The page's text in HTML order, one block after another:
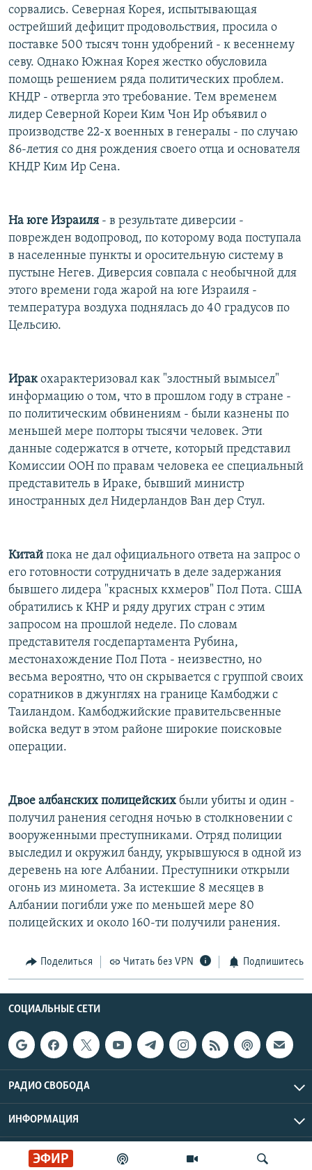
ЭФИР
сорвались. Северная Корея, испытывающая
острейший дефицит продовольствия, просила о
поставке 500 тысяч тонн удобрений - к весеннему
севу. Однако Южная Корея жестко обусловила
помощь решением ряда политических проблем.
КНДР - отвергла это требование. Тем временем
лидер Северной Кореи Ким Чон Ир объявил о
производстве 22-х военных в генералы - по случаю
86-летия со дня рождения своего отца и основателя
КНДР Ким Ир Сена.
На юге Израиля - в результате диверсии -
поврежден водопровод, по которому вода поступала
в населенные пункты и оросительную систему в
пустыне Негев. Диверсия совпала с необычной для
этого времени года жарой на юге Израиля -
температура воздуха поднялась до 40 градусов по
Цельсию.
Иракохарактеризовал как "злостный вымысел"
информацию о том, что в прошлом году в стране -
по политическим обвинениям - были казнены по
меньшей мере полторы тысячи человек. Эти
данные содержатся в отчете, который представил
Комиссии ООН по правам человека ее специальный
представитель в Ираке, бывший министр
иностранных дел Нидерландов Ван дер Стул.
Китай пока не дал официального ответа на запрос о
его готовности сотрудничать в деле задержания
бывшего лидера "красных кхмеров" Пол Пота. США
обратились к КНР и ряду других стран с этим
запросом на прошлой неделе. По словам
представителя госдепартамента Рубина,
местонахождение Пол Пота - неизвестно, но
весьма вероятно, что он скрывается с группой своих
соратников в джунглях на границе Камбоджи с
Таиландом. Камбоджийские правительсвенные
войска ведут в этом районе широкие поисковые
операции.
Двое албанских полицейских были убиты и один -
получил ранения сегодня ночью в столкновении с
вооруженными преступниками. Отряд полиции
выследил и окружил банду, укрывшуюся в одной из
деревень на юге Албании. Преступники открыли
огонь из миномета. За истекшие 8 месяцев в
Албании погибли уже по меньшей мере 80
полицейских и около 160-ти получили ранения.
Поделиться Читать без VPN Подпишитесь
СОЦИАЛЬНЫЕ СЕТИ
РАДИО СВОБОДА
ИНФОРМАЦИЯ
Радио Свобода © 2026 RFE/RL, Inc. | Все права защищены.